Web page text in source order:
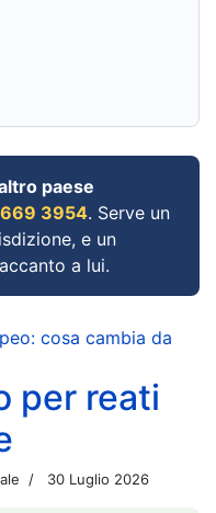
paese
3954. Serve un
e un
a lui.
cosa cambia da
per reati
30 Luglio 2026